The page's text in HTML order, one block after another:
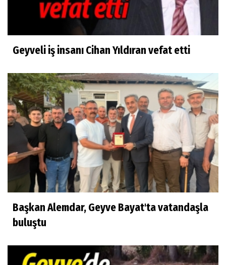
Geyveli iş insanı Cihan Yıldıran vefat etti
Başkan Alemdar, Geyve Bayat'ta vatandaşla
buluştu